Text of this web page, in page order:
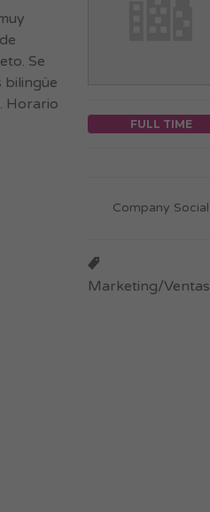
Se
bilingüe
Horario
FULL TIME
Company Social
Marketing/Ventas